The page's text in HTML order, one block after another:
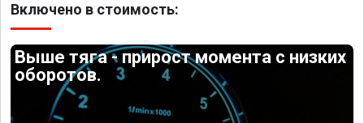
Включено в стоимость:
Выше тяга - прирост момента с низких
оборотов.